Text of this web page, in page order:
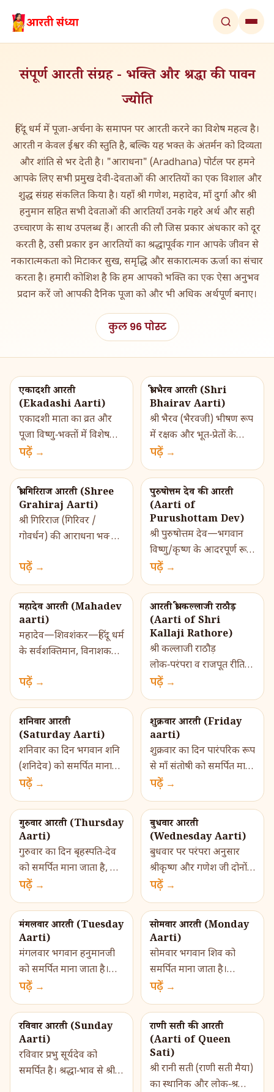
संपूर्ण आरती संग्रह - भक्ति और श्रद्धा की पावन
ज्योति
हिंदू धर्म में पूजा-अर्चना के समापन पर आरती करने का विशेष महत्व है।
आरती न केवल ईश्वर की स्तुति है, बल्कि यह भक्त के अंतर्मन को दिव्यता
और शांति से भर देती है। "आराधना" (Aradhana) पोर्टल पर हमने
आपके लिए सभी प्रमुख देवी-देवताओं की आरतियों का एक विशाल और
शुद्ध संग्रह संकलित किया है। यहाँ श्री गणेश, महादेव, माँ दुर्गा और श्री
हनुमान सहित सभी देवताओं की आरतियाँ उनके गहरे अर्थ और सही
उच्चारण के साथ उपलब्ध हैं। आरती की लौ जिस प्रकार अंधकार को दूर
करती है, उसी प्रकार इन आरतियों का श्रद्धापूर्वक गान आपके जीवन से
नकारात्मकता को मिटाकर सुख, समृद्धि और सकारात्मक ऊर्जा का संचार
करता है। हमारी कोशिश है कि हम आपको भक्ति का एक ऐसा अनुभव
प्रदान करें जो आपकी दैनिक पूजा को और भी अधिक अर्थपूर्ण बनाए।
कुल 96 पोस्ट
एकादशी आरती
(Ekadashi Aarti)
एकादशी माता का व्रत और
पूजा विष्णु‑भक्तों में विशेष
स्थान रखती है। एकादशी के
दिन उपवास, नियम और
भक्ति से मन और इन्द्रियाँ
सहज हो जाती �...
पढ़ें →
श्री भैरव आरती (Shri
Bhairav ​​Aarti)
श्री भैरव (भैरवजी) भीषण रूप
में रक्षक और भूत‑प्रेतों के
निवारक माने जाते हैं। वे काल,
न्याय और भय हरने वाले
अधिष्ठात्री देवता भी हैं। भ�...
पढ़ें →
श्री गिरिराज आरती (Shree
Grahiraj Aarti)
श्री गिरिराज (गिरिवर /
गोवर्धन) की आराधना भक्तों
का आभास कराती है।
पारंपरिक रूप से गिरिराज की
आरती �...
पढ़ें →
पुरुषोत्तम देव की आरती
(Aarti of
Purushottam Dev)
श्री पुरुषोत्तम देव—भगवान
विष्णु/कृष्ण के आदरपूर्ण रूपों
में से एक पूजनीय नाम है,
जिनकी आराधना से भक्तों को
मोक्ष, शुद्धि और संसारिक �...
पढ़ें →
महादेव आरती (Mahadev
aarti)
महादेव—शिवशंकर—हिंदू धर्म
के सर्वशक्तिमान, विनाशक
संहार के साथ साथ पालन
और मोक्ष के भी दाता माने
जाते हैं। उ�...
पढ़ें →
आरती श्री कल्लाजी राठौड़
(Aarti of Shri
Kallaji Rathore)
श्री कल्लाजी राठौड़
लोक‑परंपरा व राजपूत रीतियों
में पूजनीय एक वीर‑देवता हैं।
वे रणभूमि के रक्षक, परिश्रम
और पराक्रम के प्रतीक माने
जा...
पढ़ें →
शनिवार आरती
(Saturday Aarti)
शनिवार का दिन भगवान शनि
(शनिदेव) को समर्पित माना
जाता है। शनि न्याय का प्रतीक
हैं — वे कर्मफल देने वाले ग्रह
हैं जो उचित परिणाम प्रदान
क...
पढ़ें →
शुक्रवार आरती (Friday
aarti)
शुक्रवार का दिन पारंपरिक रूप
से माँ संतोषी को समर्पित माना
जाता है। संतोषी माँ भक्ति,
संयम और साधना के द्वारा
हृदय में संतोष और घर में �...
पढ़ें →
गुरुवार आरती (Thursday
Aarti)
गुरुवार का दिन बृहस्पति‑देव
को समर्पित माना जाता है, जो
वेदों में ज्ञान, धर्म, शिक्षा, न्याय
और वैभव के प्रवर्तक ग्रहीय
देवता माने गए ह�...
पढ़ें →
बुधवार आरती
(Wednesday Aarti)
बुधवार पर परंपरा अनुसार
श्रीकृष्ण और गणेश जी दोनों
की आराधना का विशेष महत्त्व
है — कृष्ण से प्रेम और भक्ति,
गणेश से बाधा निवारण और
शुभ�...
पढ़ें →
मंगलवार आरती (Tuesday
Aarti)
मंगलवार भगवान हनुमानजी
को समर्पित माना जाता है।
हनुमानजी की आरती और
भक्ति करने से साहस, संकट-
निवारण और भक्त के
कल्याण की प्रार्थना की ...
पढ़ें →
सोमवार आरती (Monday
Aarti)
सोमवार भगवान शिव को
समर्पित माना जाता है।
श्रद्धा‑भाव से शिवजी की
आरती और व्रत करने से
भक्ति, शांति, कष्ट निवारण
और मनोकामना‑सिद्धि क�...
पढ़ें →
रविवार आरती (Sunday
Aarti)
रविवार प्रभु सूर्यदेव को
समर्पित है। श्रद्धा‑भाव से श्री
राणी सती की आरती
(Aarti of Queen
Sati)
श्री रानी सती (राणी सती मैया)
का स्थानिक और लोक‑श्रद्धा